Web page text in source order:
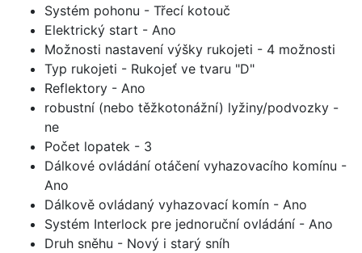
Systém pohonu - Třecí kotouč
Elektrický start - Ano
Možnosti nastavení výšky rukojeti - 4 možnosti
Typ rukojeti - Rukojeť ve tvaru "D"
Reflektory - Ano
robustní (nebo těžkotonážní) lyžiny/podvozky -
ne
Počet lopatek - 3
Dálkové ovládání otáčení vyhazovacího komínu -
Ano
Dálkově ovládaný vyhazovací komín - Ano
Systém Interlock pre jednoruční ovládání - Ano
Druh sněhu - Nový i starý sníh